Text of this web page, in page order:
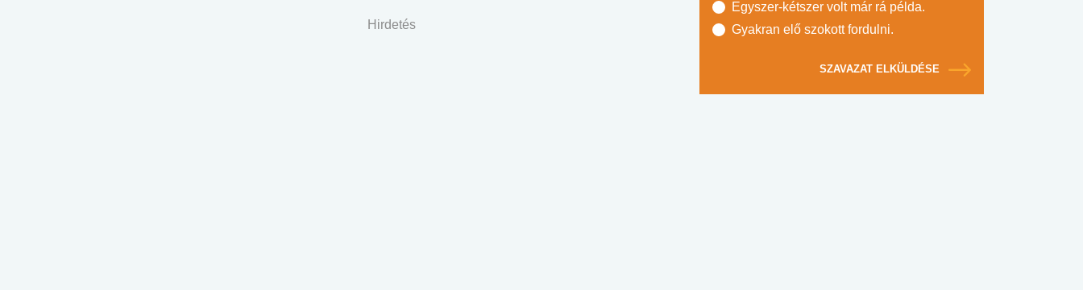
Hirdetés
Egyszer-kétszer volt már rá példa.
Gyakran elő szokott fordulni.
SZAVAZAT ELKÜLDÉSE